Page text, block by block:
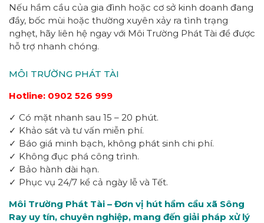
Nếu hầm cầu của gia đình hoặc cơ sở kinh doanh đang
đầy, bốc mùi hoặc thường xuyên xảy ra tình trạng
nghẹt, hãy liên hệ ngay với Môi Trường Phát Tài để được
hỗ trợ nhanh chóng.
MÔI TRƯỜNG PHÁT TÀI
Hotline: 0902 526 999
✓ Có mặt nhanh sau 15 – 20 phút.
✓ Khảo sát và tư vấn miễn phí.
✓ Báo giá minh bạch, không phát sinh chi phí.
✓ Không đục phá công trình.
✓ Bảo hành dài hạn.
✓ Phục vụ 24/7 kể cả ngày lễ và Tết.
Môi Trường Phát Tài – Đơn vị hút hầm cầu xã Sông
Ray uy tín, chuyên nghiệp, mang đến giải pháp xử lý